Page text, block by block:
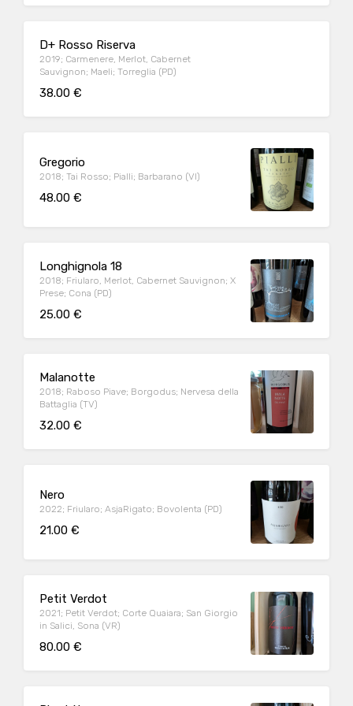
D+ Rosso Riserva
2019; Carmenere, Merlot, Cabernet
Sauvignon; Maeli; Torreglia (PD)
38.00 €
Gregorio
2018; Tai Rosso; Pialli; Barbarano (VI)
48.00 €
Longhignola 18
2018; Friularo, Merlot, Cabernet Sauvignon; X
Prese; Cona (PD)
25.00 €
Malanotte
2018; Raboso Piave; Borgodus; Nervesa della
Battaglia (TV)
32.00 €
Nero
2022; Friularo; AsjaRigato; Bovolenta (PD)
21.00 €
Petit Verdot
2021; Petit Verdot; Corte Quaiara; San Giorgio
in Salici, Sona (VR)
80.00 €